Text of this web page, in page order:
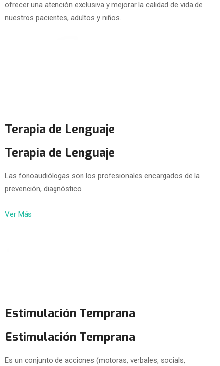
ofrecer una atención exclusiva y mejorar la calidad de vida de
nuestros pacientes, adultos y niños.
Terapia de Lenguaje
Terapia de Lenguaje
Las fonoaudiólogas son los profesionales encargados de la
prevención, diagnóstico
Ver Más
Estimulación Temprana
Estimulación Temprana
Es un conjunto de acciones (motoras, verbales, socials,